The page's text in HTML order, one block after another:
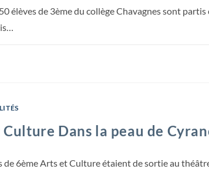
élèves de 3ème du collège Chavagnes sont partis
Culture Dans la peau de
de 6ème Arts et Culture étaient de sortie au